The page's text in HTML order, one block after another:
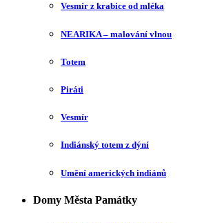
Vesmír z krabice od mléka
NEARIKA – malování vlnou
Totem
Piráti
Vesmír
Indiánský totem z dýní
Umění amerických indiánů
Domy Města Památky